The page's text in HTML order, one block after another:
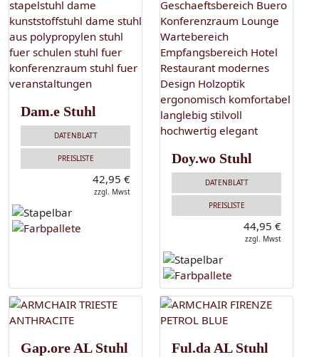
Dam.e Stuhl
DATENBLATT
PREISLISTE
42,95 €
zzgl. Mwst
Doy.wo Stuhl
DATENBLATT
PREISLISTE
44,95 €
zzgl. Mwst
Gap.ore AL Stuhl Ful.da AL Stuhl